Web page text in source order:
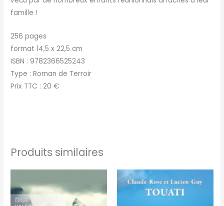
famille !
256 pages
format 14,5 x 22,5 cm
ISBN : 9782366525243
Type : Roman de Terroir
Prix TTC : 20 €
Produits similaires